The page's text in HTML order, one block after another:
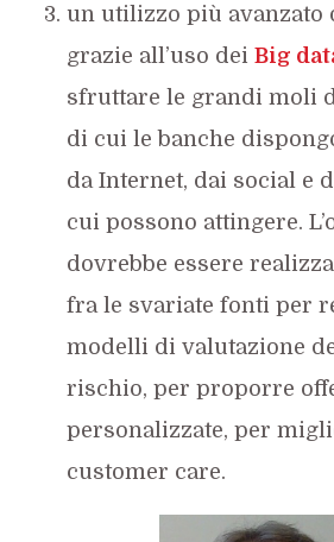
un utilizzo più avanzato
grazie all’uso dei Big
sfruttare le grandi moli
di cui le banche
da Internet, dai social e
cui possono attingere.
dovrebbe essere
fra le svariate fonti per
modelli di valutazione
rischio, per proporre
personalizzate, per
customer care.